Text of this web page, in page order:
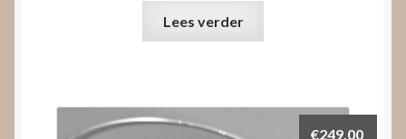
Lees verder
€249,00